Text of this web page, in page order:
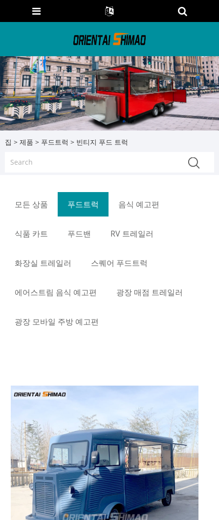
집 > 제품 > 푸드트럭 > 빈티지 푸드 트럭
모든 상품 푸드트럭 음식 예고편
식품 카트 푸드밴 RV 트레일러
화장실 트레일러 스퀘어 푸드트럭
에어스트림 음식 예고편 광장 매점 트레일러
광장 모바일 주방 예고편